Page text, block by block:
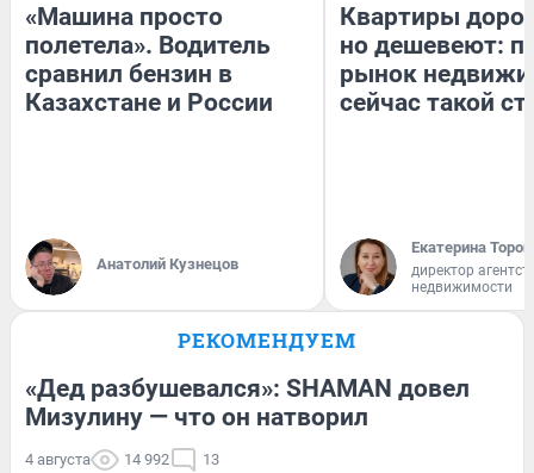
«Машина просто
полетела». Водитель
сравнил бензин в
Казахстане и России
Анатолий Кузнецов
Квартиры
но дешевеют:
рынок
сейчас такой
Екатерина
директор
недвижимости
РЕКОМЕНДУЕМ
«Дед разбушевался»: SHAMAN довел
Мизулину — что он натворил
4 августа 14 992 13